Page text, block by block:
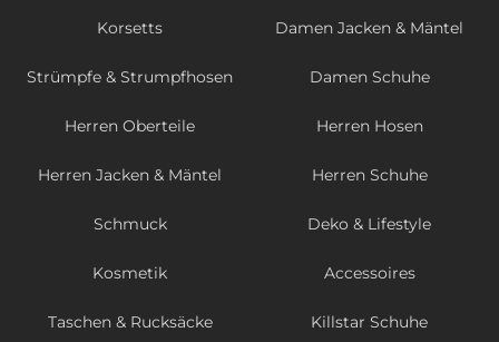
Korsetts Damen Jacken & Mäntel
Strümpfe & Strumpfhosen Damen Schuhe
Herren Oberteile Herren Hosen
Herren Jacken & Mäntel Herren Schuhe
Schmuck Deko & Lifestyle
Kosmetik Accessoires
Taschen & Rucksäcke Killstar Schuhe